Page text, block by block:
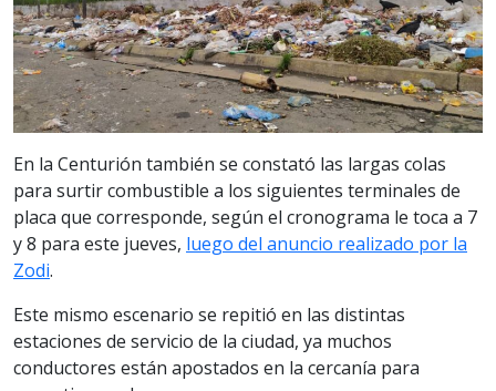
En la Centurión también se constató las largas colas
para surtir combustible a los siguientes terminales de
placa que corresponde, según el cronograma le toca a 7
y 8 para este jueves, luego del anuncio realizado por la
Zodi.
Este mismo escenario se repitió en las distintas
estaciones de servicio de la ciudad, ya muchos
conductores están apostados en la cercanía para